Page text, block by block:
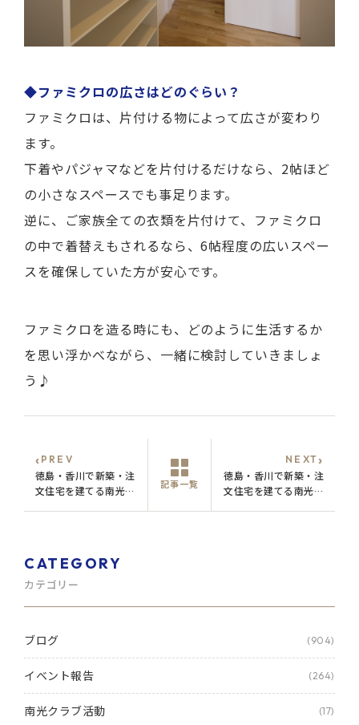
◆ファミクロの広さはどのぐらい？
ファミクロは、片付ける物によって広さが変わり
ます。
下着やパジャマなどを片付けるだけなら、2帖ほど
の小さなスペースでも事足ります。
逆に、ご家族全ての衣類を片付けて、ファミクロ
の中で着替えもされるなら、6帖程度の広いスペー
スを確保していた方が安心です。
ファミクロを造る時にも、どのように生活するか
を思い浮かべながら、一緒に検討していきましょ
う♪
‹ PREV
徳島・香川で新築・注
文住宅を建てる南光の
記事一覧
NEXT›
徳島・香川で新築・注
文住宅を建てる南光の
CATEGORY
カテゴリー
ブログ (904)
イベント報告 (264)
南光クラブ活動 (17)